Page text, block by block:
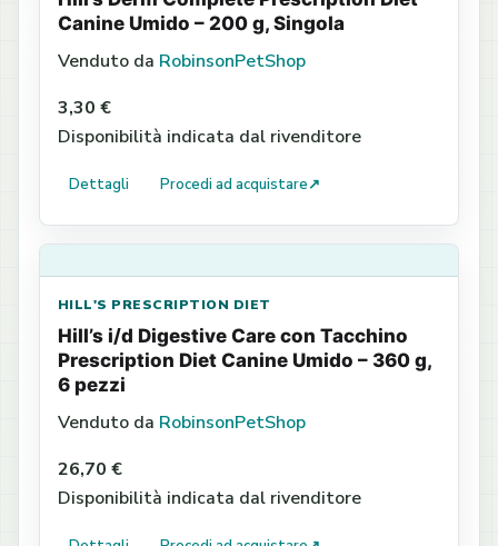
Canine Umido – 200 g, Singola
Venduto da RobinsonPetShop
3,30 €
Disponibilità indicata dal rivenditore
Dettagli Procedi ad acquistare↗
HILL'S PRESCRIPTION DIET
Hill’s i/d Digestive Care con Tacchino
Prescription Diet Canine Umido – 360 g,
6 pezzi
Venduto da RobinsonPetShop
26,70 €
Disponibilità indicata dal rivenditore